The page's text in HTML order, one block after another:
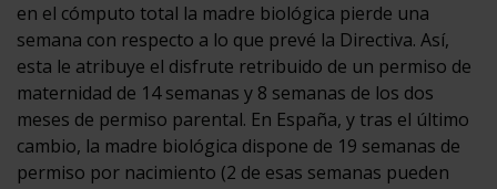
en el cómputo total la madre biológica pierde una
semana con respecto a lo que prevé la Directiva. Así,
esta le atribuye el disfrute retribuido de un permiso de
maternidad de 14 semanas y 8 semanas de los dos
meses de permiso parental. En España, y tras el último
cambio, la madre biológica dispone de 19 semanas de
permiso por nacimiento (2 de esas semanas pueden